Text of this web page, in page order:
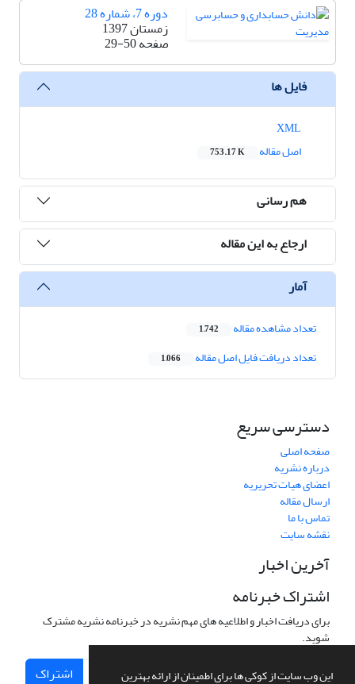
این وب سایت از کوکی ها برای اطمینان از ارائه بهترین
دوره 7، شماره 28
زمستان 1397
صفحه29-50
فایل ها
اصل مقاله
753.17 K
هم رسانی
ارجاع به این مقاله
آمار
تعداد مشاهده مقاله 1,742
تعداد دریافت فایل اصل مقاله 1,066
دسترسی سریع
صفحه اصلی
درباره نشریه
اعضای هیات تحریریه
ارسال مقاله
تماس با ما
نقشه سایت
آخرین اخبار
اشتراک خبرنامه
برای دریافت اخبار و اطلاعیه های مهم نشریه در خبرنامه نشریه مشترک
شوید.
اشتراک